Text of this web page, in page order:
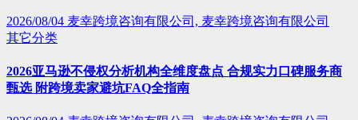
2026/08/04 麦幸跨境咨询有限公司, 麦幸跨境咨询有限公司
其它分类
2026亚马逊不侵权分析机构全维度盘点 合规实力口碑服务商
甄选 附跨境卖家避坑FAQ全指南